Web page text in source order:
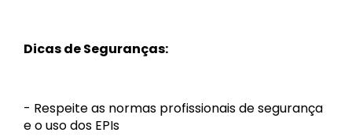
Dicas de Seguranças:
- Respeite as normas profissionais de segurança
e o uso dos EPIs